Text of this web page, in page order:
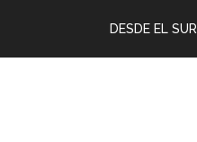
DESDE EL SUR